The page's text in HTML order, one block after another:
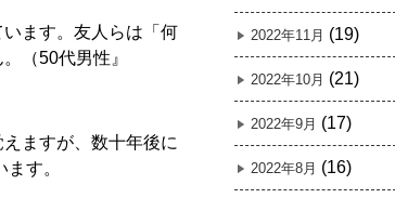
ます。友人らは「何
（50代男性』
ますが、数十年後に
す。
2022年11月 (19)
2022年10月 (21)
2022年9月 (17)
2022年8月 (16)